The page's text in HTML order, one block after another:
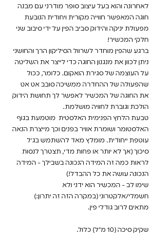
לאחרונה והוא בעל עיצוב סופר מודרני עם מבנה
חוגה המאפשר חווייה מקורית ויחודית הנובעת
מפעולת יניקה והידוק סביב הפין על ידי סיבוב שני
חלקי המכשיר!
ברגע שהפין מוחדר לשרוול הסיליקון הרך והחושני
ניתן לכוון את מנגנון החוגה כדי לייצר את השליטה
על העוצמה של סגירת הואקום. כלומר, ככול
שהפעולה של ההחדרה ממשיכה סובב אט אט
את החוגה של המכשיר לאפשר לך תחושת הידוק
הולכת וגוברת לחוויה מושלמת.
טבעת הלחץ הפנימית האלסטית מוטמעת בגוף
האלסטומר ושומרת אוויר בפנים וכך מייצרת הנאה
עוטפת ייחודית. מומלץ מאד להשתמש בג׳ל
סיכוך (אך לא יותר או פחות מדי, תצטרך לנסות
לראות כמה זה המידה הנכונה בשבילך - המידה
הנכונה עושה את כל ההבדל!)
שימו לב - המכשיר הוא ידני ולא
חשמלי/אלקטרוני (במקרה הזה זה יתרון:)
מתאים לרוב גודלי פין.
שקיק סיכה (10 מ"ל) כלול.